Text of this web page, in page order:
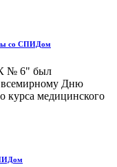
со СПИДом
№ 6" был
всемирному Дню
медицинского